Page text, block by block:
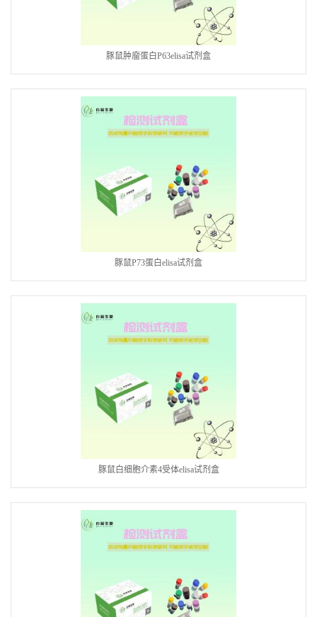
豚鼠肿廇蛋白P63elisa试剂盒
豚鼠P73蛋白elisa试剂盒
豚鼠白细胞介素4受体elisa试剂盒